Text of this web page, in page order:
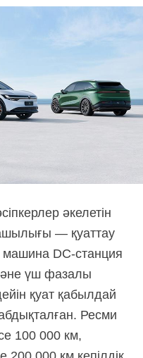
әкелетін
— қуаттау
машина DC-станция
үш фазалы
қуат қабылдай
Ресми
100 000 км,